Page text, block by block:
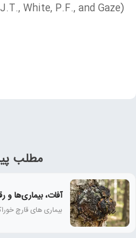
(Fletcher, J.T., White, P.F., and Gaze)
مطلب
آفات، بیماری‌ها و
بیماری های قارچ